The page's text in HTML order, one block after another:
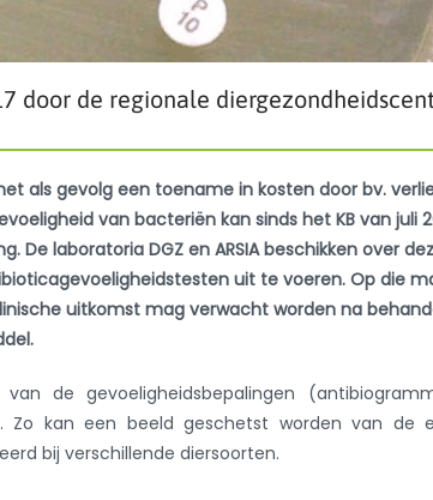
door de regionale
als gevolg een toename in kosten door bv.
van bacteriën kan sinds het KB van juli
laboratoria DGZ en ARSIA beschikken over
uit te voeren. Op die
uitkomst mag verwacht worden na
de gevoeligheidsbepalingen
Zo kan een beeld geschetst worden van de
bij verschillende diersoorten.